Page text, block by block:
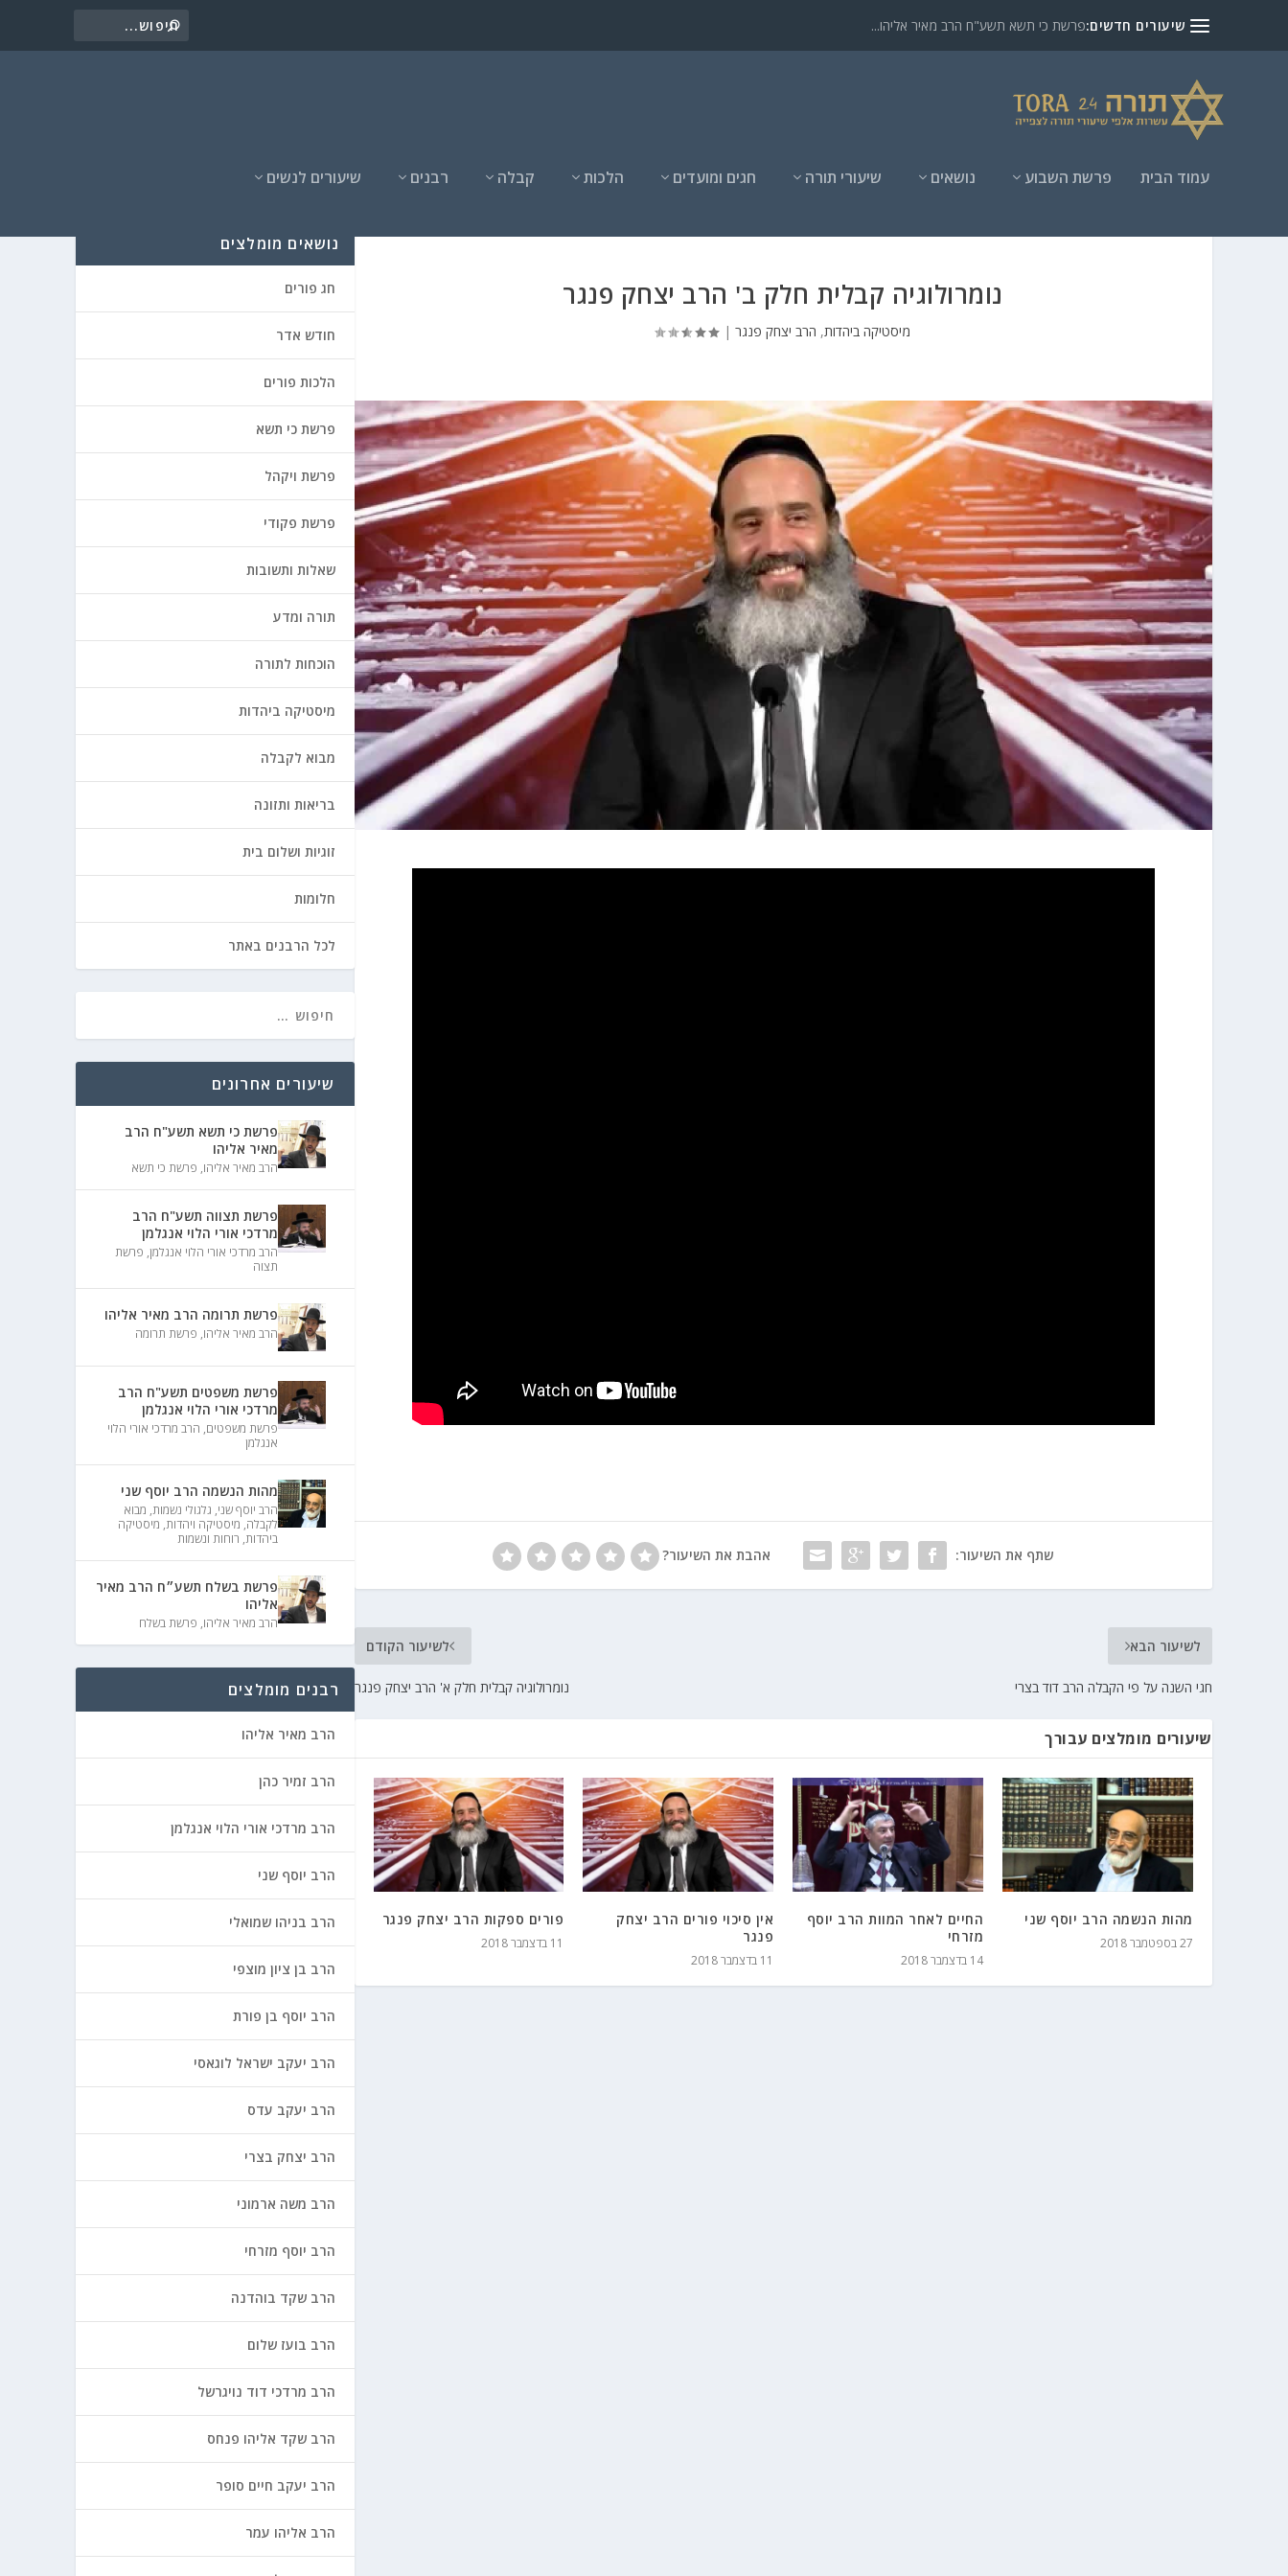
שיעורים חדשים:פרשת כי תשא תשע"ח הרב מאיר אליהו...
עמוד הבית פרשת השבוע נושאים שיעורי תורה חגים ומועדים הלכות קבלה רבנים שיעורים לנשים
נומרולוגיה קבלית חלק ב' הרב יצחק פנגר
מיסטיקה ביהדות, הרב יצחק פנגר |
שתף את השיעור: אהבת את השיעור?
לשיעור הקודם
נומרולוגיה קבלית חלק א' הרב יצחק פנגר
לשיעור הבא
חגי השנה על פי הקבלה הרב דוד בצרי
שיעורים מומלצים עבורך
מהות הנשמה הרב יוסף שני
27 בספטמבר 2018
החיים לאחר המוות הרב יוסף
מזרחי
14 בדצמבר 2018
אין סיכוי פורים הרב יצחק
פנגר
11 בדצמבר 2018
פורים ספקות הרב יצחק פנגר
11 בדצמבר 2018
נושאים מומלצים
חג פורים
חודש אדר
הלכות פורים
פרשת כי תשא
פרשת ויקהל
פרשת פקודי
שאלות ותשובות
תורה ומדע
הוכחות לתורה
מיסטיקה ביהדות
מבוא לקבלה
בריאות ותזונה
זוגיות ושלום בית
חלומות
לכל הרבנים באתר
שיעורים אחרונים
פרשת כי תשא תשע"ח הרב
מאיר אליהו
הרב מאיר אליהו, פרשת כי תשא
פרשת תצווה תשע"ח הרב
מרדכי אורי הלוי אנגלמן
הרב מרדכי אורי הלוי אנגלמן, פרשת
תצוה
פרשת תרומה הרב מאיר אליהו
הרב מאיר אליהו, פרשת תרומה
פרשת משפטים תשע"ח הרב
מרדכי אורי הלוי אנגלמן
פרשת משפטים, הרב מרדכי אורי הלוי
אנגלמן
מהות הנשמה הרב יוסף שני
הרב יוסף שני, גלגולי נשמות, מבוא
לקבלה, מיסטיקה ויהדות, מיסטיקה
ביהדות, רוחות ונשמות
פרשת בשלח תשע״ח הרב מאיר
אליהו
הרב מאיר אליהו, פרשת בשלח
רבנים מומלצים
הרב מאיר אליהו
הרב זמיר כהן
הרב מרדכי אורי הלוי אנגלמן
הרב יוסף שני
הרב בניהו שמואלי
הרב בן ציון מוצפי
הרב יוסף בן פורת
הרב יעקב ישראל לוגאסי
הרב יעקב עדס
הרב יצחק בצרי
הרב משה ארמוני
הרב יוסף מזרחי
הרב שקד בוהדנה
הרב בועז שלום
הרב מרדכי דוד נויגרשל
הרב שקד אליהו פנחס
הרב יעקב חיים סופר
הרב אליהו עמר